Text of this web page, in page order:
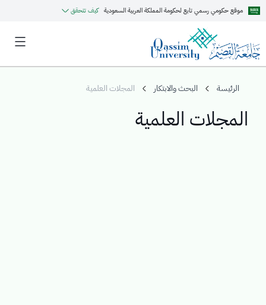
موقع حكومي رسمي تابع لحكومة المملكة العربية السعودية كيف تتحقق
الرئيسة البحث والابتكار المجلات العلمية
المجلات العلمية